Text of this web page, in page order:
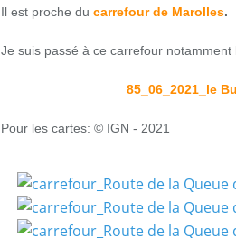
Il est proche du carrefour de Marolles.
Je suis passé à ce carrefour
85_06_2021_le
Pour les cartes: © IGN - 2021